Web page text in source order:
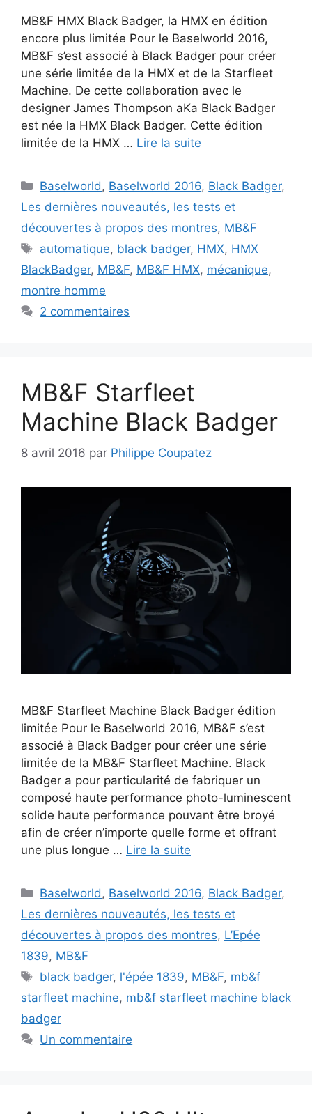
MB&F HMX Black Badger, la HMX en édition
encore plus limitée Pour le Baselworld 2016,
MB&F s’est associé à Black Badger pour créer
une série limitée de la HMX et de la Starfleet
Machine. De cette collaboration avec le
designer James Thompson aKa Black Badger
est née la HMX Black Badger. Cette édition
limitée de la HMX … Lire la suite
Catégories
Baselworld, Baselworld 2016, Black Badger,
Les dernières nouveautés, les tests et
découvertes à propos des montres, MB&F
Étiquettes
automatique, black badger, HMX, HMX
BlackBadger, MB&F, MB&F HMX, mécanique,
montre homme
2 commentaires
MB&F Starfleet
Machine Black Badger
8 avril 2016 par Philippe Coupatez
MB&F Starfleet Machine Black Badger édition
limitée Pour le Baselworld 2016, MB&F s’est
associé à Black Badger pour créer une série
limitée de la MB&F Starfleet Machine. Black
Badger a pour particularité de fabriquer un
composé haute performance photo-luminescent
solide haute performance pouvant être broyé
afin de créer n’importe quelle forme et offrant
une plus longue … Lire la suite
Catégories
Baselworld , Baselworld 2016, Black Badger,
Les dernières nouveautés, les tests et
découvertes à propos des montres, L’Epée
1839, MB&F
Étiquettes
black badger, l'épée 1839, MB&F, mb&f
starfleet machine, mb&f starfleet machine black
badger
Un commentaire